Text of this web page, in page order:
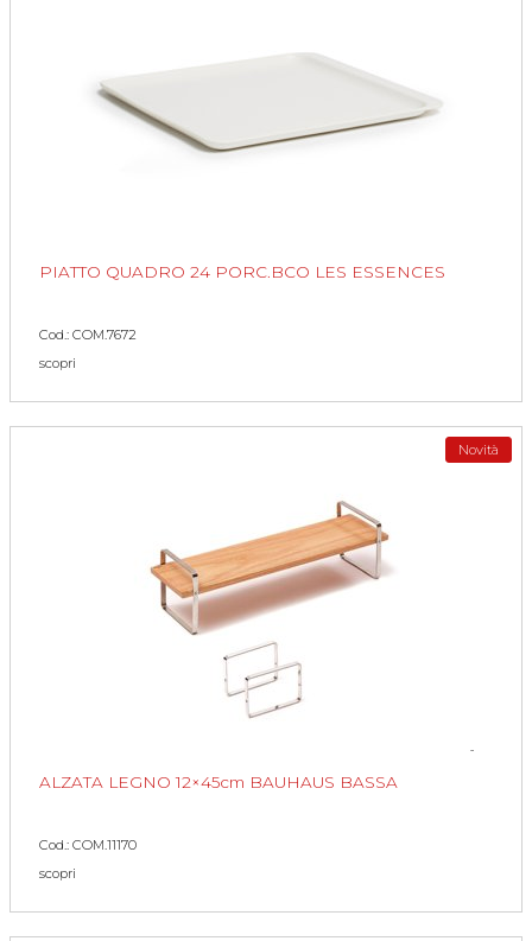
PIATTO QUADRO 24 PORC.BCO LES ESSENCES
Cod.: COM.7672
scopri
Novità
ALZATA LEGNO 12×45cm BAUHAUS BASSA
Cod.: COM.11170
scopri